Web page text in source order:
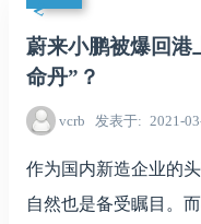
蔚来小鹏被爆回港
命丹”？
vcrb 发表于 2021-
作为国内新造企业的
自然也是备受瞩目。